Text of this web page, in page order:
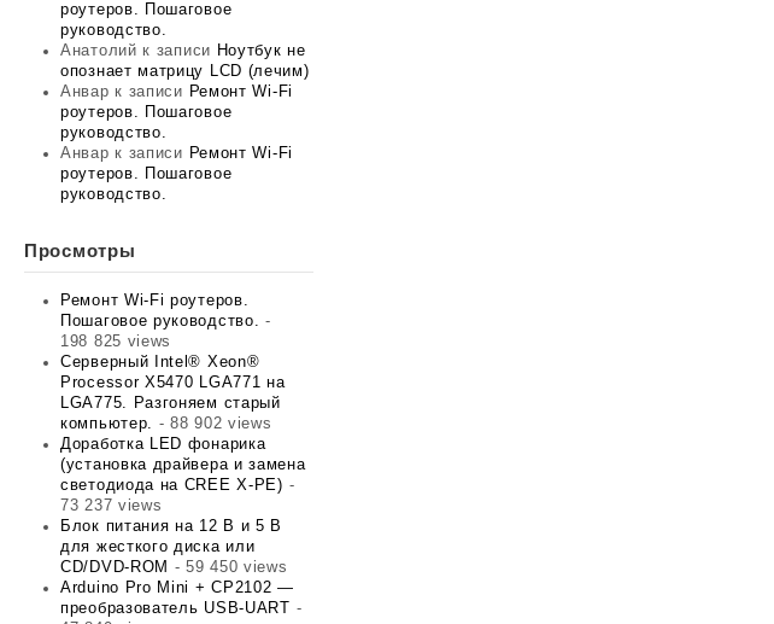
роутеров. Пошаговое
руководство.
Анатолий к записи Ноутбук не
опознает матрицу LCD (лечим)
Анвар к записи Ремонт Wi-Fi
роутеров. Пошаговое
руководство.
Анвар к записи Ремонт Wi-Fi
роутеров. Пошаговое
руководство.
Просмотры
Ремонт Wi-Fi роутеров.
Пошаговое руководство. -
198 825 views
Серверный Intel® Xeon®
Processor X5470 LGA771 на
LGA775. Разгоняем старый
компьютер. - 88 902 views
Доработка LED фонарика
(установка драйвера и замена
светодиода на CREE X-PE) -
73 237 views
Блок питания на 12 В и 5 В
для жесткого диска или
CD/DVD-ROM - 59 450 views
Arduino Pro Mini + CP2102 —
преобразователь USB-UART
-